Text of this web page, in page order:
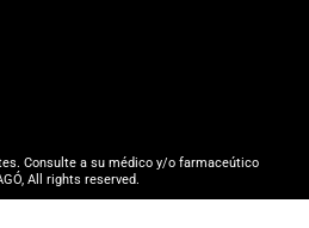
Consulte a su médico y/o farmaceútico
All rights reserved.